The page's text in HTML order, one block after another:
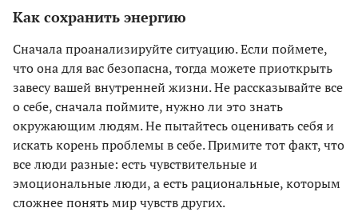
Как сохранить энергию
Сначала проанализируйте ситуацию. Если поймете,
что она для вас безопасна, тогда можете приоткрыть
завесу вашей внутренней жизни. Не рассказывайте все
о себе, сначала поймите, нужно ли это знать
окружающим людям. Не пытайтесь оценивать себя и
искать корень проблемы в себе. Примите тот факт, что
все люди разные: есть чувствительные и
эмоциональные люди, а есть рациональные, которым
сложнее понять мир чувств других.